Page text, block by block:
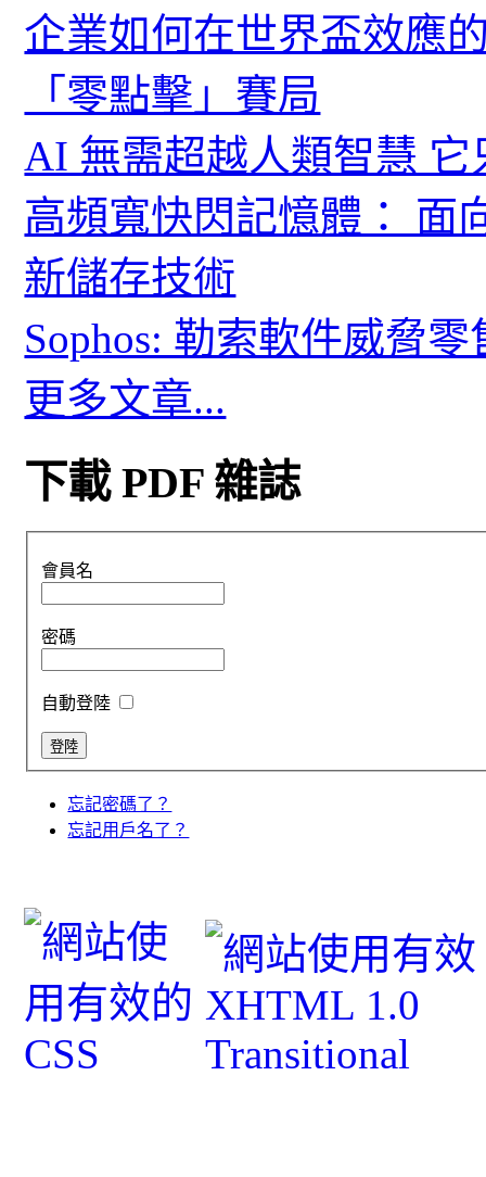
企業如何在世界盃效應
「零點擊」賽局
AI 無需超越人類智慧
高頻寬快閃記憶體： 面
新儲存技術
Sophos: 勒索軟件威脅
更多文章...
下載 PDF 雜誌
會員名
密碼
自動登陸
忘記密碼了？
忘記用戶名了？